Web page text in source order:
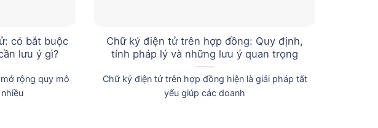
có bắt buộc
lưu ý gì?
rộng quy mô
Chữ ký điện tử trên hợp đồng: Quy định,
tính pháp lý và những lưu ý quan trọng
Chữ ký điện tử trên hợp đồng hiện là giải pháp tất
yếu giúp các doanh